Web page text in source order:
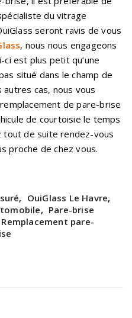
du vitrage
seront ravis de vous
, nous nous engageons
est plus petit qu’une
situé dans le champ de
autres cas, nous vous
de pare-brise
de courtoisie le temps
tout de suite rendez-vous
proche de chez vous.
, OuiGlass Le Havre,
, Pare-brise
Remplacement pare-